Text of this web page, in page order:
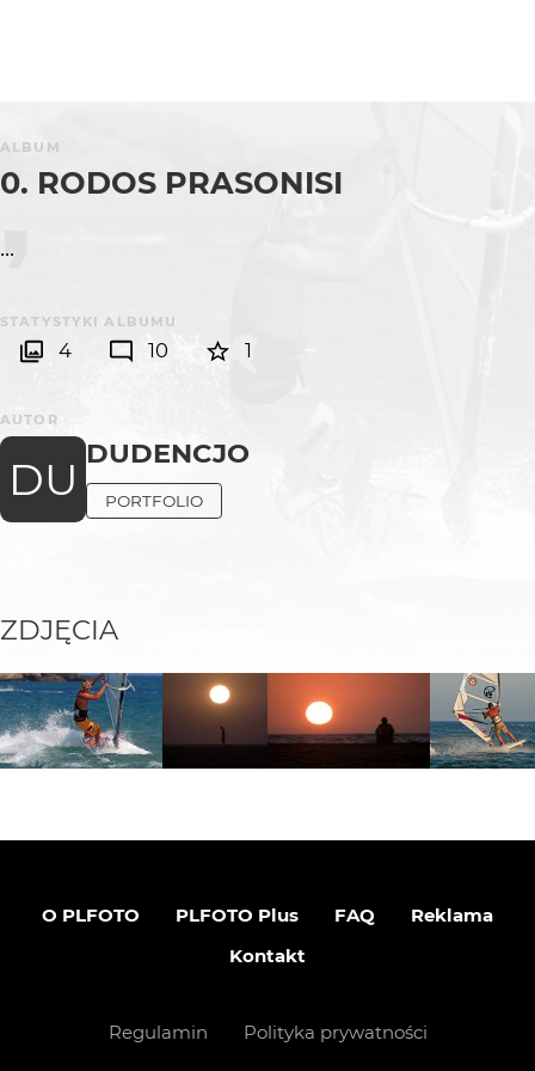
ALBUM
0. RODOS PRASONISI
...
STATYSTYKI ALBUMU
4 10 1
AUTOR
DU DUDENCJO
PORTFOLIO
ZDJĘCIA
O PLFOTO PLFOTO Plus FAQ
Reklama
Kontakt
Regulamin Polityka prywatności